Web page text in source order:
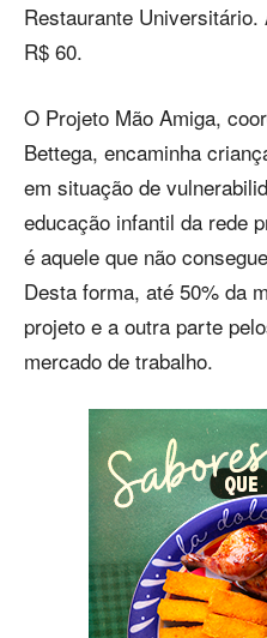
Restaurante
R$ 60.
O Projeto Mão Amiga,
Bettega, encaminha
em situação de
educação infantil da rede
é aquele que não
Desta forma, até 50% da
projeto e a outra parte
mercado de trabalho.